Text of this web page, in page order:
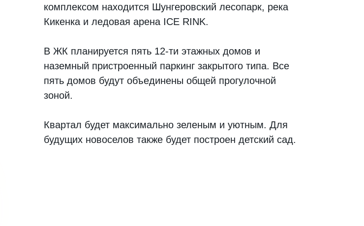
комплексом находится Шунгеровский лесопарк, река
Кикенка и ледовая арена ICE RINK.
В ЖК планируется пять 12-ти этажных домов и
наземный пристроенный паркинг закрытого типа. Все
пять домов будут объединены общей прогулочной
зоной.
Квартал будет максимально зеленым и уютным. Для
будущих новоселов также будет построен детский сад.